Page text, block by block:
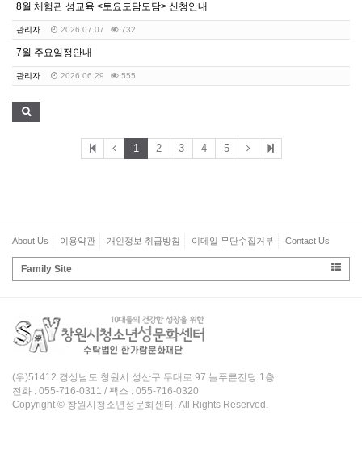
8월 체험관 성교육 <토요도담도담> 신청안내
관리자 2026.07.07 732
7월 주요일정안내
관리자 2026.06.29 555
1 2 3 4 5
About Us 이용약관 개인정보 취급방침 이메일 무단수집거부 Contact Us
Family Site
(우)51412 경상남도 창원시 성산구 두대로 97 늘푸른전당 1층
전화 : 055-716-0311 / 팩스 : 055-716-0320
Copyright © 창원시청소년성문화센터. All Rights Reserved.